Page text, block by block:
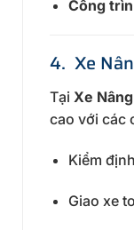
Công
4. Xe
Tại Xe
cao với các
Kiểm
Giao xe